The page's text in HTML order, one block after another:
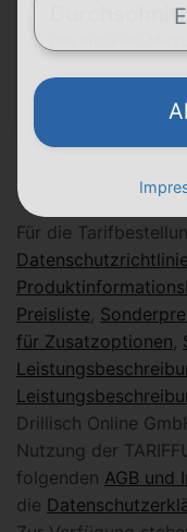
Für die
Preisliste,
für Zusatzoptionen,
Drillisch Online
Nutzung der
folgenden AGB und
die